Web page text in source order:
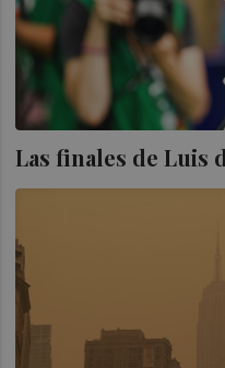
Las finales de Luis